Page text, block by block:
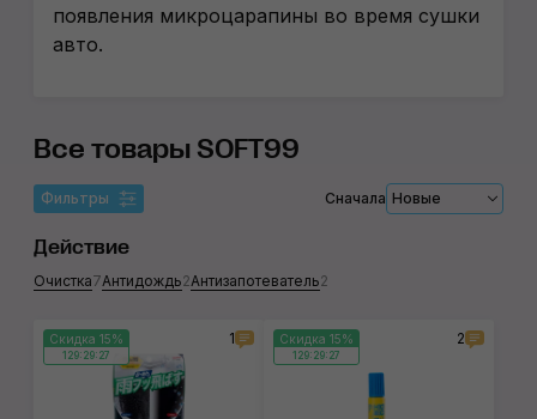
появления микроцарапины во время сушки
авто.
Все товары SOFT99
Фильтры Сначала Новые
Действие
Очистка7Антидождь2Антизапотеватель2
Скидка 15%
129:29:27
1 Скидка 15%
129:29:27
2